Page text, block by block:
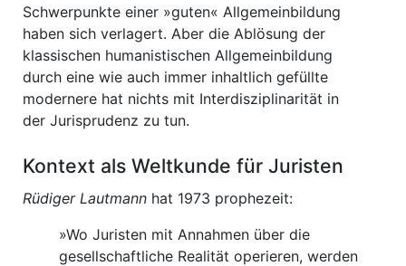
Schwerpunkte einer »guten« Allgemeinbildung
haben sich verlagert. Aber die Ablösung der
klassischen humanistischen Allgemeinbildung
durch eine wie auch immer inhaltlich gefüllte
modernere hat nichts mit Interdisziplinarität in
der Jurisprudenz zu tun.
Kontext als Weltkunde für Juristen
Rüdiger Lautmann hat 1973 prophezeit:
»Wo Juristen mit Annahmen über die
gesellschaftliche Realität operieren, werden